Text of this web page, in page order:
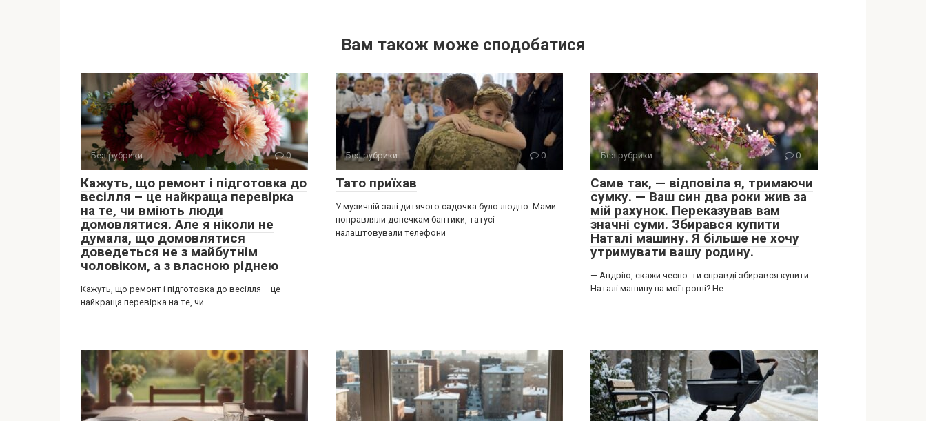
Вам також може сподобатися
Без рубрики 0
Кажуть, що ремонт і підготовка до
весілля – це найкраща перевірка
на те, чи вміють люди
домовлятися. Але я ніколи не
думала, що домовлятися
доведеться не з майбутнім
чоловіком, а з власною ріднею
Кажуть, що ремонт і підготовка до весілля – це
найкраща перевірка на те, чи
Без рубрики 0
Тато приїхав
У музичній залі дитячого садочка було людно. Мами
поправляли донечкам бантики, татусі
налаштовували телефони
Без рубрики 0
Саме так, — відповіла я, тримаючи
сумку. — Ваш син два роки жив за
мій рахунок. Переказував вам
значні суми. Збирався купити
Наталі машину. Я більше не хочу
утримувати вашу родину.
— Андрію, скажи чесно: ти справді збирався купити
Наталі машину на мої гроші? Не